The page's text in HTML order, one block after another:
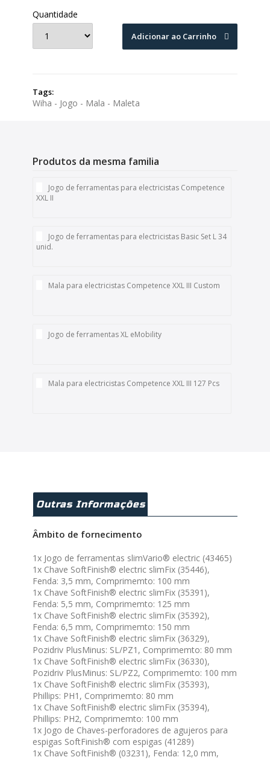
Quantidade
Adicionar ao Carrinho
Tags:
Wiha - Jogo - Mala - Maleta
Produtos da mesma familia
Jogo de ferramentas para electricistas Competence
XXL II
Jogo de ferramentas para electricistas Basic Set L 34
unid.
Mala para electricistas Competence XXL III Custom
Jogo de ferramentas XL eMobility
Mala para electricistas Competence XXL III 127 Pcs
Outras Informações
Âmbito de fornecimento
1x Jogo de ferramentas slimVario® electric (43465)
1x Chave SoftFinish® electric slimFix (35446),
Fenda: 3,5 mm, Comprimemto: 100 mm
1x Chave SoftFinish® electric slimFix (35391),
Fenda: 5,5 mm, Comprimemto: 125 mm
1x Chave SoftFinish® electric slimFix (35392),
Fenda: 6,5 mm, Comprimemto: 150 mm
1x Chave SoftFinish® electric slimFix (36329),
Pozidriv PlusMinus: SL/PZ1, Comprimemto: 80 mm
1x Chave SoftFinish® electric slimFix (36330),
Pozidriv PlusMinus: SL/PZ2, Comprimemto: 100 mm
1x Chave SoftFinish® electric slimFix (35393),
Phillips: PH1, Comprimemto: 80 mm
1x Chave SoftFinish® electric slimFix (35394),
Phillips: PH2, Comprimemto: 100 mm
1x Jogo de Chaves-perforadores de agujeros para
espigas SoftFinish® com espigas (41289)
1x Chave SoftFinish® (03231), Fenda: 12,0 mm,